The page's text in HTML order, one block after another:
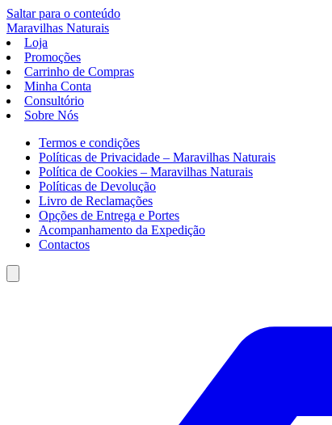
Saltar para o conteúdo
Maravilhas Naturais
Loja
Promoções
Carrinho de Compras
Minha Conta
Consultório
Sobre Nós
Termos e condições
Políticas de Privacidade – Maravilhas Naturais
Política de Cookies – Maravilhas Naturais
Políticas de Devolução
Livro de Reclamações
Opções de Entrega e Portes
Acompanhamento da Expedição
Contactos